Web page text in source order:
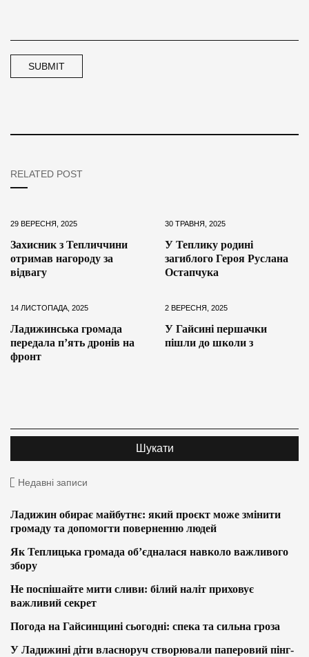
RELATED POST
29 ВЕРЕСНЯ, 2025
Захисник з Тепличчини
отримав нагороду за
відвагу
30 ТРАВНЯ, 2025
У Теплику родині
загиблого Героя Руслана
Остапчука
14 ЛИСТОПАДА, 2025
Ладижинська громада
передала п’ять дронів на
фронт
2 ВЕРЕСНЯ, 2025
У Гайсині першачки
пішли до школи з
Недавні записи
Ладижин обирає майбутнє: який проєкт може змінити
громаду та допомогти поверненню людей
Як Теплицька громада об’єдналася навколо важливого
збору
Не поспішайте мити сливи: білий наліт приховує
важливий секрет
Погода на Гайсинщині сьогодні: спека та сильна гроза
У Ладижині діти власноруч створювали паперовий пінг-